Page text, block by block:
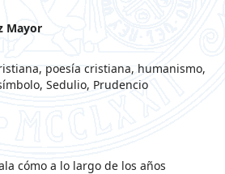
Mayor
poesía cristiana, humanismo,
Sedulio, Prudencio
cómo a lo largo de los años